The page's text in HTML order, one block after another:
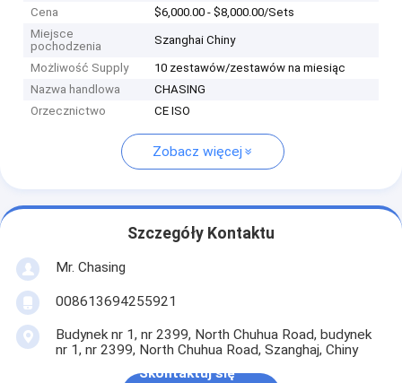
Cena
$6,000.00 - $8,000.00/Sets
Miejsce
pochodzenia
Szanghai Chiny
Możliwość Supply
10 zestawów/zestawów na miesiąc
Nazwa handlowa
CHASING
Orzecznictwo
CE ISO
Zobacz więcej
Szczegóły Kontaktu
Mr. Chasing
008613694255921
Budynek nr 1, nr 2399, North Chuhua Road, budynek
nr 1, nr 2399, North Chuhua Road, Szanghaj, Chiny
Skontaktuj się